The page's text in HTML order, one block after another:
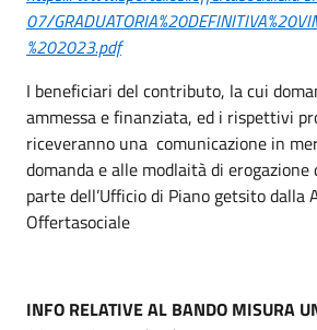
07/
%202023.pdf
I beneficiari del contributo, la cui
ammessa e finanziata, ed i rispettivi
riceveranno una comunicazione in
domanda e alle modlaità di
parte dell’Ufficio di Piano getsito dalla
Offertasociale
INFO RELATIVE AL BANDO MISURA